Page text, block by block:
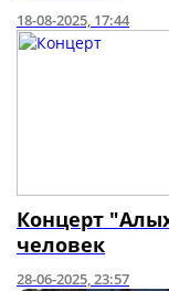
18-08-2025, 17:44
Концерт
человек
28-06-2025, 23:57